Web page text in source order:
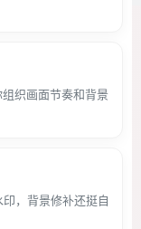
织画面节奏和背景
，背景修补还挺自